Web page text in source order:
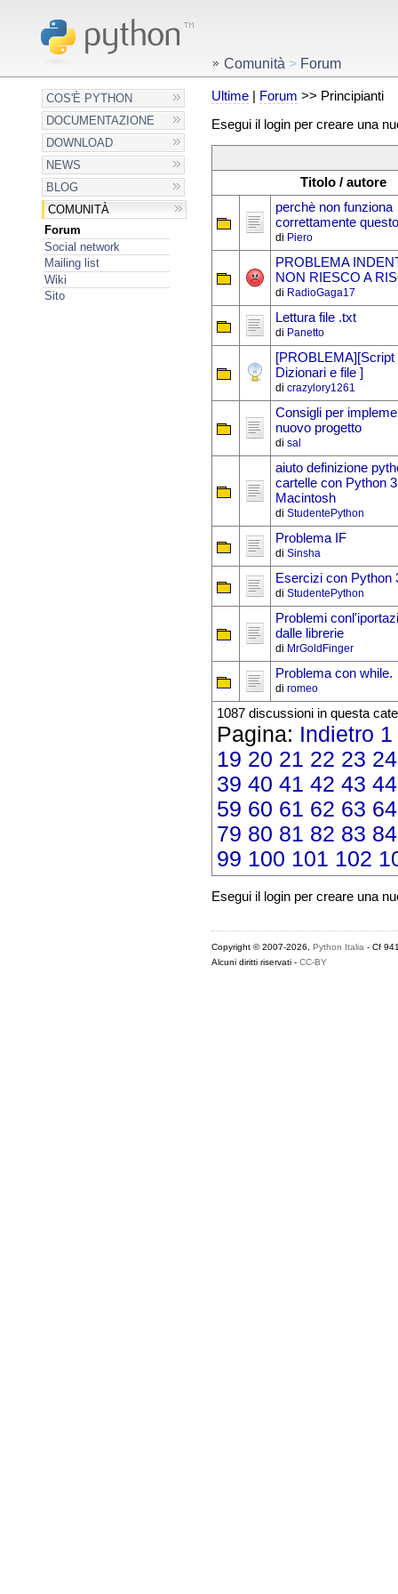
COS'È PYTHON
DOCUMENTAZIONE
DOWNLOAD
NEWS
BLOG
COMUNITÀ
Forum
Social network
Mailing list
Wiki
Sito
Comunità > Forum
Ultime| Forum >> Principianti
Esegui il login per creare una
Titolo / autore
perchè non funziona
correttamente
di Piero
PROBLEMA
NON RIESCO A
di RadioGaga17
Lettura file .txt
di Panetto
[PROBLEMA][Script
Dizionari e file ]
di crazylory1261
Consigli per
nuovo progetto
di sal
aiuto definizione
cartelle con Python
Macintosh
di StudentePython
Problema IF
di Sinsha
Esercizi con Python
di StudentePython
Problemi
dalle librerie
di MrGoldFinger
Problema con while.
di romeo
1087 discussioni in questa
Pagina: Indietro 1
19 20 21 22 23 24
39 40 41 42 43 44
59 60 61 62 63 64
79 80 81 82 83 84
99 100 101 102
Esegui il login per creare una
Copyright © 2007-2026, Python Italia - Cf
Alcuni diritti riservati - CC-BY